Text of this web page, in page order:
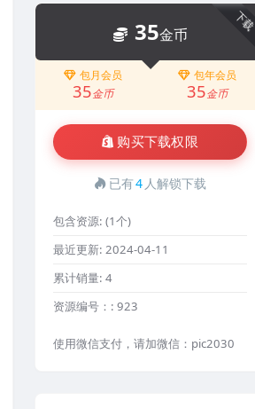
下载
35金币
包月会员
35金币
包年会员
35金币
购买下载权限
已有4 人解锁下载
包含资源: (1个)
最近更新: 2024-04-11
累计销量: 4
资源编号：: 923
使用微信支付，请加微信：pic2030